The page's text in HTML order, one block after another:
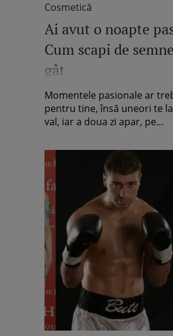
Cosmetică
Ai avut o noapte
Cum scapi de
gât
Momentele pasionale ar
pentru tine, însă uneori te
val, iar a doua zi apar, pe...